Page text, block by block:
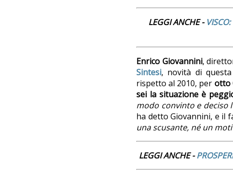
LEGGI ANCHE -
Enrico Giovannini,
Sintesi, novità di
rispetto al 2010, per otto
sei la situazione è
modo convinto e deciso
ha detto Giovannini, e il
una scusante, né un
LEGGI ANCHE -